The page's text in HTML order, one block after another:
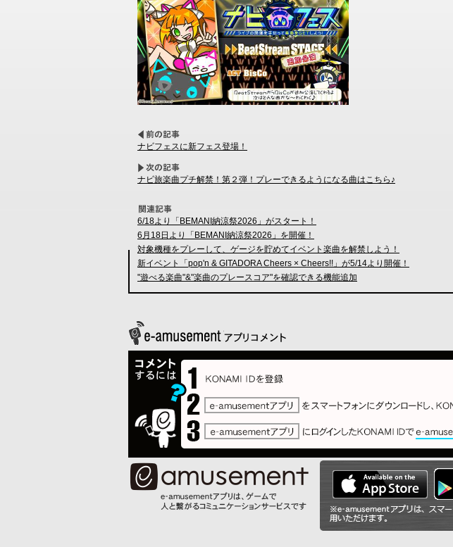
ナビフェスに新フェス登場！
ナビ旅楽曲プチ解禁！第２弾！プレーできるようになる曲はこちら♪
6/18より「BEMANI納涼祭2026」がスタート！
6月18日より「BEMANI納涼祭2026」を開催！
対象機種をプレーして、ゲージを貯めてイベント楽曲を解禁しよう！
新イベント「pop'n & GITADORA Cheers × Cheers!!」が5/14より開催！
"遊べる楽曲"&"楽曲のプレースコア"を確認できる機能追加